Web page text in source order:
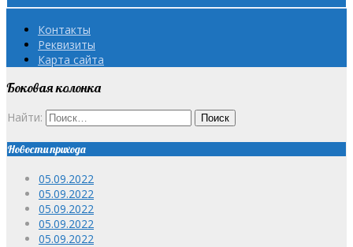
Контакты
Реквизиты
Карта сайта
Боковая колонка
Найти:
Новости прихода
05.09.2022
05.09.2022
05.09.2022
05.09.2022
05.09.2022